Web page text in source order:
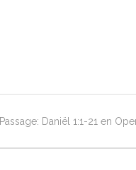
Passage: Daniël 1:1-21 en